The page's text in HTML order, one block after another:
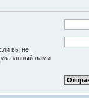
вы не
вами